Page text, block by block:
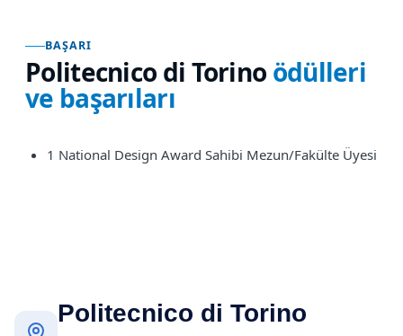
BAŞARI
Politecnico di Torino ödülleri
ve başarıları
1 National Design Award Sahibi Mezun/Fakülte Üyesi
Politecnico di Torino